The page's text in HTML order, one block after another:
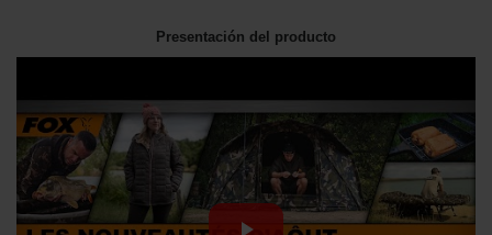
Presentación del producto